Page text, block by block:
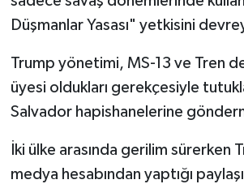
Düşmanlar Yasası" yetkisini
Trump yönetimi, MS-13 ve Tren
üyesi oldukları gerekçesiyle
Salvador hapishanelerine
İki ülke arasında gerilim sürerken
medya hesabından yaptığı